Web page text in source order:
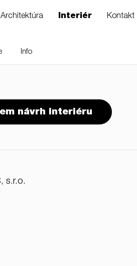
Architektúra Interiér Kontakt
Info
návrh interiéru
s.r.o., Klincová
08
s.r.o.